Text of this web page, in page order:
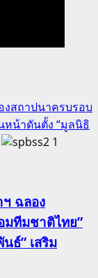
สถาปนาครบรอบ
หน้าดันตั้ง “มูลนิธิ
1
ฉลอง
มทีมชาติไทย”
ธ์” เสริม